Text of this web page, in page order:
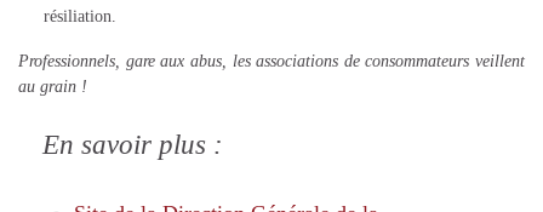
résiliation.
Professionnels, gare aux abus, les associations de consommateurs veillent
au grain !
En savoir plus :